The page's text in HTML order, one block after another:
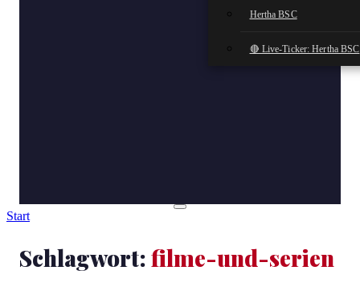
Hertha BSC
🔴 Live-Ticker: Hertha BSC
Start
Schlagwort:filme-und-serien